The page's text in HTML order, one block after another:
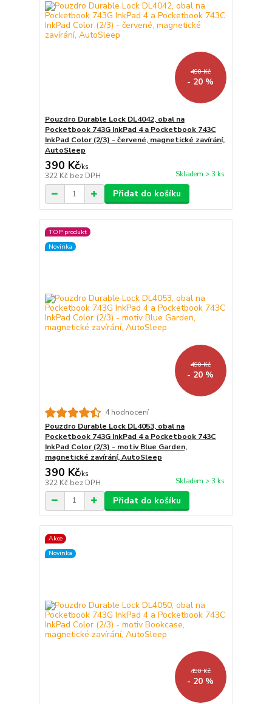
490 Kč
- 20 %
Pouzdro Durable Lock DL4042, obal na
Pocketbook 743G InkPad 4 a Pocketbook 743C
InkPad Color (2/3) - červené, magnetické zavírání,
AutoSleep
390 Kč/ks
322 Kč bez DPH Skladem > 3 ks
Přidat do košíku
TOP produkt
Novinka
490 Kč
- 20 %
4 hodnocení
Pouzdro Durable Lock DL4053, obal na
Pocketbook 743G InkPad 4 a Pocketbook 743C
InkPad Color (2/3) - motiv Blue Garden,
magnetické zavírání, AutoSleep
390 Kč/ks
322 Kč bez DPH Skladem > 3 ks
Přidat do košíku
Akce
Novinka
490 Kč
- 20 %